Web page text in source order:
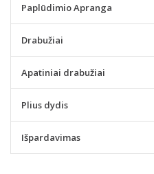
Paplūdimio Apranga
Drabužiai
Apatiniai drabužiai
Plius dydis
Išpardavimas